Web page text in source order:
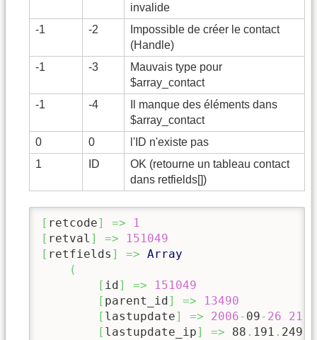
invalide
-1
-2
Impossible de créer le contact
(Handle)
-1
-3
Mauvais type pour
$array_contact
-1
-4
Il manque des éléments dans
$array_contact
0
0
l'ID n'existe pas
1
ID
OK (retourne un tableau contact
dans retfields[])
[ retcode] =>
1
[ retval ] =>
151049
[ retfields ] => Array
(
[ id ] =>
151049
[ parent_id ] =>
13490
[ lastupdate] => 2006- 09- 26 21
[ lastupdate_ip] => 88 . 191 . 249